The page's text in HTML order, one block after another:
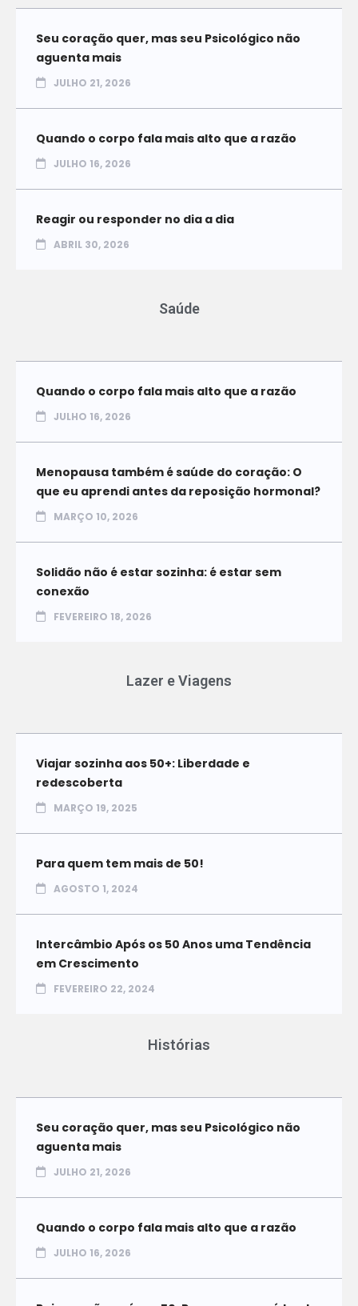
Seu coração quer, mas seu Psicológico não
aguenta mais
JULHO 21, 2026
Quando o corpo fala mais alto que a razão
JULHO 16, 2026
Reagir ou responder no dia a dia
ABRIL 30, 2026
Saúde
Quando o corpo fala mais alto que a razão
JULHO 16, 2026
Menopausa também é saúde do coração: O
que eu aprendi antes da reposição hormonal?
MARÇO 10, 2026
Solidão não é estar sozinha: é estar sem
conexão
FEVEREIRO 18, 2026
Lazer e Viagens
Viajar sozinha aos 50+: Liberdade e
redescoberta
MARÇO 19, 2025
Para quem tem mais de 50!
AGOSTO 1, 2024
Intercâmbio Após os 50 Anos uma Tendência
em Crescimento
FEVEREIRO 22, 2024
Histórias
Seu coração quer, mas seu Psicológico não
aguenta mais
JULHO 21, 2026
Quando o corpo fala mais alto que a razão
JULHO 16, 2026